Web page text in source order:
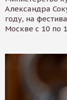
Александра
году, на
Москве с 10 по